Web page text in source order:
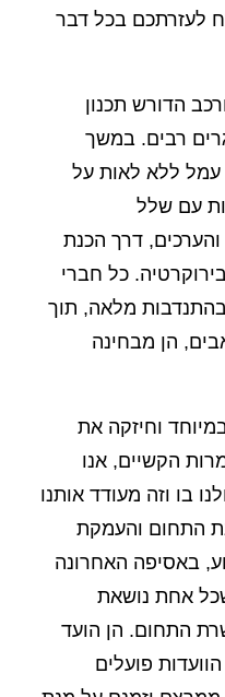
לעזרתכם בכל דבר
הדורש תכנון
רבים. במשך
עמל ללא לאות על
עם שלל
דרך הכנת
כל חברי
מלאה, תוך
הן מבחינה
וחיזקה את
הקשיים, אנו
בו וזה מעודד אותנו
התחום והעמקת
באסיפה האחרונה
שכל אחת נושאת
התחום. הן הועד
פועלים